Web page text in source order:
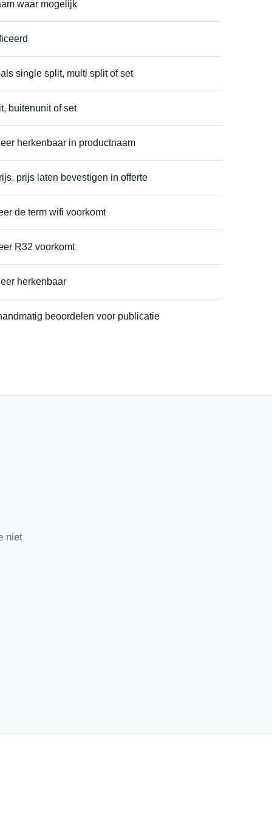
waar mogelijk
single split, multi split of set
buitenunit of set
herkenbaar in productnaam
prijs laten bevestigen in offerte
de term wifi voorkomt
R32 voorkomt
herkenbaar
beoordelen voor publicatie
niet